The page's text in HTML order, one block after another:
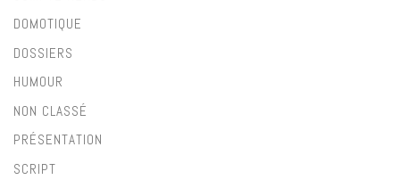
DOMOTIQUE
DOSSIERS
HUMOUR
NON CLASSÉ
PRÉSENTATION
SCRIPT